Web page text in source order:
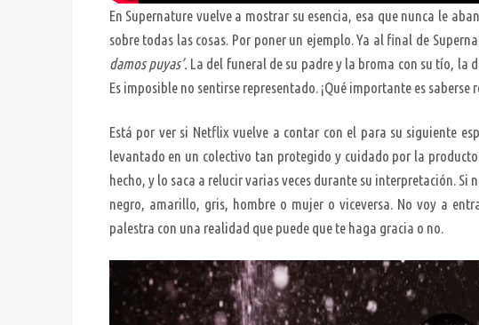
En Supernature vuelve a mostrar su esencia, esa que nunca le
sobre todas las cosas. Por poner un ejemplo. Ya al final de
damos puyas’. La del funeral de su padre y la broma con su tío, la
Es imposible no sentirse representado. ¡Qué importante es saberse
Está por ver si Netflix vuelve a contar con el para su siguiente
levantado en un colectivo tan protegido y cuidado por la
hecho, y lo saca a relucir varias veces durante su interpretación.
negro, amarillo, gris, hombre o mujer o viceversa. No voy a
palestra con una realidad que puede que te haga gracia o no.